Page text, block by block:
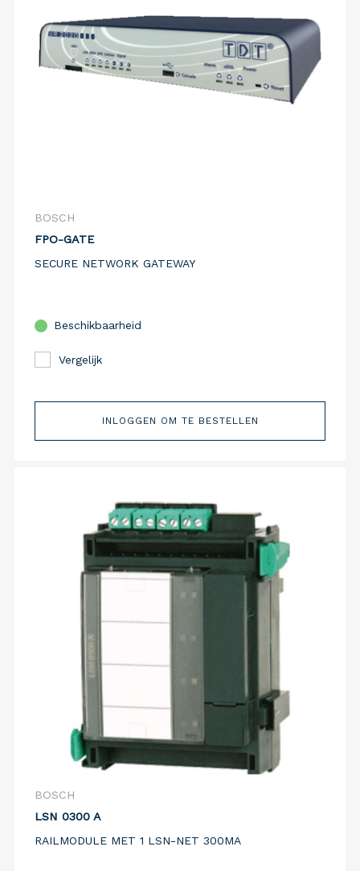
BOSCH
FPO-GATE
SECURE NETWORK GATEWAY
Beschikbaarheid
Vergelijk
INLOGGEN OM TE BESTELLEN
BOSCH
LSN 0300 A
RAILMODULE MET 1 LSN-NET 300MA